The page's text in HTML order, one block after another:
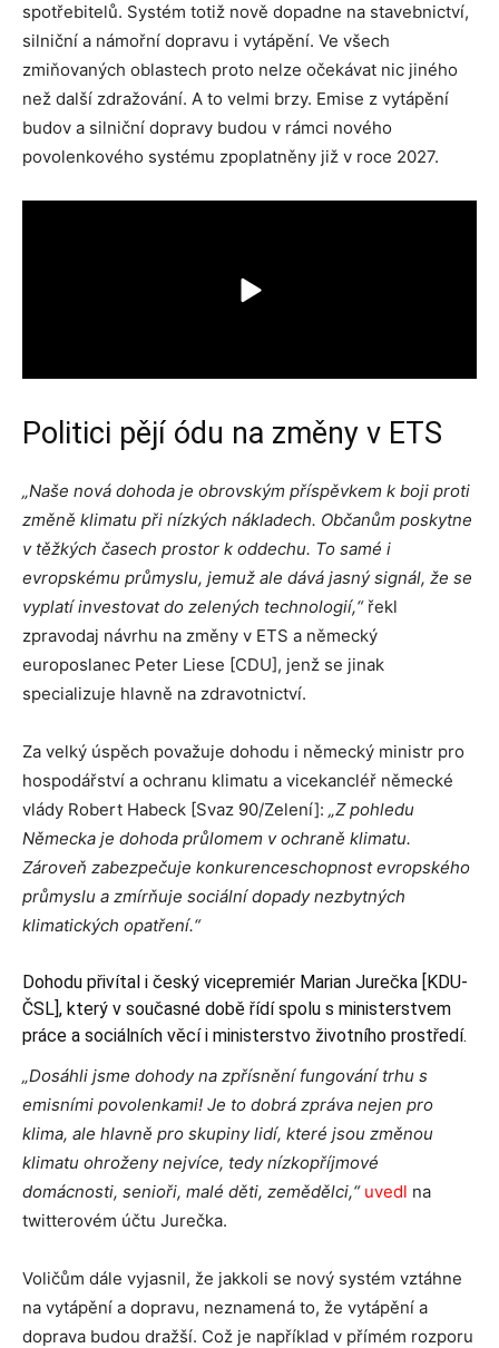
spotřebitelů. Systém totiž nově dopadne na stavebnictví,
silniční a námořní dopravu i vytápění. Ve všech
zmiňovaných oblastech proto nelze očekávat nic jiného
než další zdražování. A to velmi brzy. Emise z vytápění
budov a silniční dopravy budou v rámci nového
povolenkového systému zpoplatněny již v roce 2027.
Politici pějí ódu na změny v ETS
„Naše nová dohoda je obrovským příspěvkem k boji proti
změně klimatu při nízkých nákladech. Občanům poskytne
v těžkých časech prostor k oddechu. To samé i
evropskému průmyslu, jemuž ale dává jasný signál, že se
vyplatí investovat do zelených technologií,“ řekl
zpravodaj návrhu na změny v ETS a německý
europoslanec Peter Liese [CDU], jenž se jinak
specializuje hlavně na zdravotnictví.
Za velký úspěch považuje dohodu i německý ministr pro
hospodářství a ochranu klimatu a vicekancléř německé
vlády Robert Habeck [Svaz 90/Zelení]: „Z pohledu
Německa je dohoda průlomem v ochraně klimatu.
Zároveň zabezpečuje konkurenceschopnost evropského
průmyslu a zmírňuje sociální dopady nezbytných
klimatických opatření.“
Dohodu přivítal i český vicepremiér Marian Jurečka [KDU-
ČSL], který v současné době řídí spolu s ministerstvem
práce a sociálních věcí i ministerstvo životního prostředí.
„Dosáhli jsme dohody na zpřísnění fungování trhu s
emisními povolenkami! Je to dobrá zpráva nejen pro
klima, ale hlavně pro skupiny lidí, které jsou změnou
klimatu ohroženy nejvíce, tedy nízkopříjmové
domácnosti, senioři, malé děti, zemědělci,“ uvedl na
twitterovém účtu Jurečka.
Voličům dále vyjasnil, že jakkoli se nový systém vztáhne
na vytápění a dopravu, neznamená to, že vytápění a
doprava budou dražší. Což je například v přímém rozporu